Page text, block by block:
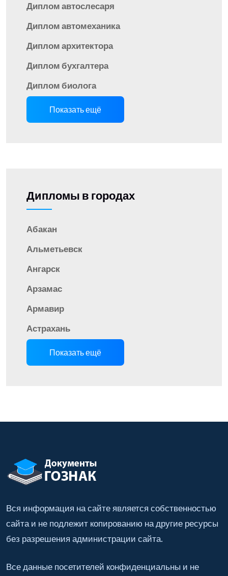
Диплом автослесаря
Диплом автомеханика
Диплом архитектора
Диплом бухгалтера
Диплом биолога
Показать ещё
Дипломы в городах
Абакан
Альметьевск
Ангарск
Арзамас
Армавир
Астрахань
Показать ещё
Вся информация на сайте является собственностью
сайта и не подлежит копированию на другие ресурсы
без разрешения администрации сайта.
Все данные посетителей конфиденциальны и не